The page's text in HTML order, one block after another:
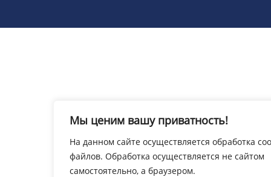
Мы ценим вашу приватность!
На данном сайте осуществляется обработка
файлов. Обработка осуществляется не сайтом
самостоятельно, а браузером.